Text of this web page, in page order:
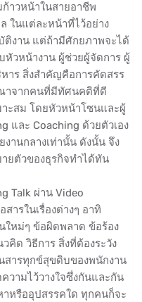
าวหน้าในสายอาชีพ
ในแต่ละหน้าที่ไว้อย่าง
ติงาน แต่ถ้ามีศักยภาพจะได้
วหน้างาน ผู้ช่วยผู้จัดการ ผู้
าร สิ่งสำคัญคือการคัดสรร
าจากคนที่มีทัศนคติที่ดี
ะสม โดยหัวหน้าโซนและผู้
และ Coaching ด้วยตัวเอง
านกลางเท่านั้น ดังนั้น จึง
ยตัวของธุรกิจทำได้ทัน
Talk ผ่าน Video
ารในเรื่องต่างๆ อาทิ
ใหม่ๆ ข้อผิดพลาด ข้อร้อง
คิด วิธีการ สิ่งที่ต้องระวัง
สารทุกข์สุขดิบของพนักงาน
วามไว้วางใจซึ่งกันและกัน
หรืออุปสรรคใด ทุกคนก็จะ